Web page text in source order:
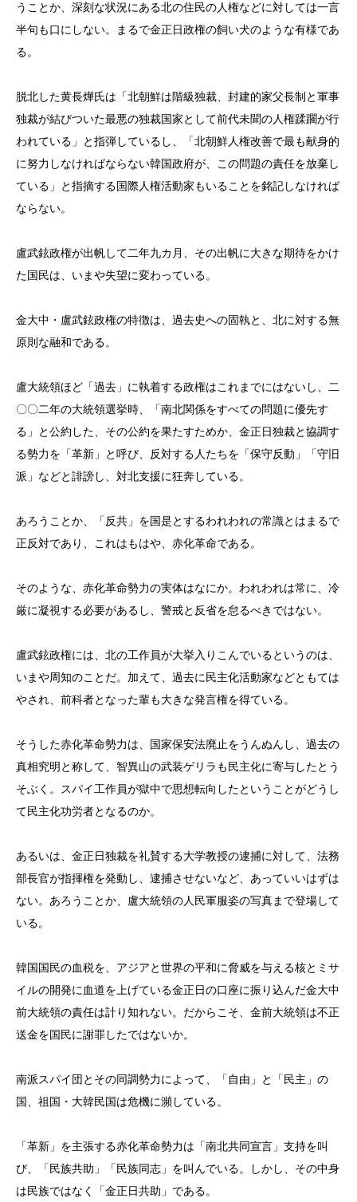
うことか、深刻な状況にある北の住民の人権などに対しては一言
半句も口にしない。まるで金正日政権の飼い犬のような有様であ
る。
脱北した黄長燁氏は「北朝鮮は階級独裁、封建的家父長制と軍事
独裁が結びついた最悪の独裁国家として前代未聞の人権蹂躙が行
われている」と指弾しているし、「北朝鮮人権改善で最も献身的
に努力しなければならない韓国政府が、この問題の責任を放棄し
ている」と指摘する国際人権活動家もいることを銘記しなければ
ならない。
盧武鉉政権が出帆して二年九カ月、その出帆に大きな期待をかけ
た国民は、いまや失望に変わっている。
金大中・盧武鉉政権の特徴は、過去史への固執と、北に対する無
原則な融和である。
盧大統領ほど「過去」に執着する政権はこれまでにはないし、二
〇〇二年の大統領選挙時、「南北関係をすべての問題に優先す
る」と公約した、その公約を果たすためか、金正日独裁と協調す
る勢力を「革新」と呼び、反対する人たちを「保守反動」「守旧
派」などと誹謗し、対北支援に狂奔している。
あろうことか、「反共」を国是とするわれわれの常識とはまるで
正反対であり、これはもはや、赤化革命である。
そのような、赤化革命勢力の実体はなにか。われわれは常に、冷
厳に凝視する必要があるし、警戒と反省を怠るべきではない。
盧武鉉政権には、北の工作員が大挙入りこんでいるというのは、
いまや周知のことだ。加えて、過去に民主化活動家などともては
やされ、前科者となった輩も大きな発言権を得ている。
そうした赤化革命勢力は、国家保安法廃止をうんぬんし、過去の
真相究明と称して、智異山の武装ゲリラも民主化に寄与したとう
そぶく。スパイ工作員が獄中で思想転向したということがどうし
て民主化功労者となるのか。
あるいは、金正日独裁を礼賛する大学教授の逮捕に対して、法務
部長官が指揮権を発動し、逮捕させないなど、あっていいはずは
ない。あろうことか、盧大統領の人民軍服姿の写真まで登場して
いる。
韓国国民の血税を、アジアと世界の平和に脅威を与える核とミサ
イルの開発に血道を上げている金正日の口座に振り込んだ金大中
前大統領の責任は計り知れない。だからこそ、金前大統領は不正
送金を国民に謝罪したではないか。
南派スパイ団とその同調勢力によって、「自由」と「民主」の
国、祖国・大韓民国は危機に瀕している。
「革新」を主張する赤化革命勢力は「南北共同宣言」支持を叫
び、「民族共助」「民族同志」を叫んでいる。しかし、その中身
は民族ではなく「金正日共助」である。